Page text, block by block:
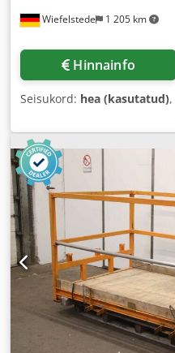
Wiefelstede 1 205 km
Hinnainfo
Seisukord: hea (kasutatud),